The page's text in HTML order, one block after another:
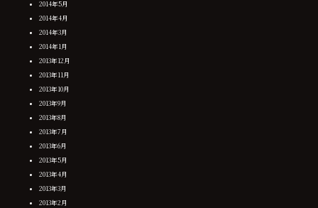
2014年5月
2014年4月
2014年3月
2014年1月
2013年12月
2013年11月
2013年10月
2013年9月
2013年8月
2013年7月
2013年6月
2013年5月
2013年4月
2013年3月
2013年2月